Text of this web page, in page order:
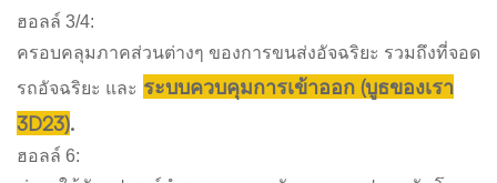
ฮอลล์ 3/4:
ครอบคลุมภาคส่วนต่างๆ ของการขนส่งอัจฉริยะ รวมถึงที่จอด
รถอัจฉริยะ และ ระบบควบคุมการเข้าออก (บูธของเรา
3D23).
ฮอลล์ 6: